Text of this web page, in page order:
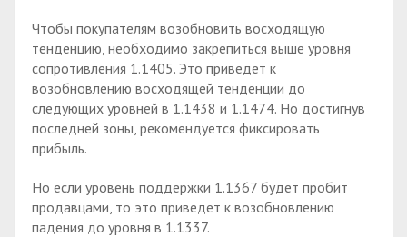
Чтобы покупателям возобновить восходящую
тенденцию, необходимо закрепиться выше уровня
сопротивления 1.1405. Это приведет к
возобновлению восходящей тенденции до
следующих уровней в 1.1438 и 1.1474. Но достигнув
последней зоны, рекомендуется фиксировать
прибыль.
Но если уровень поддержки 1.1367 будет пробит
продавцами, то это приведет к возобновлению
падения до уровня в 1.1337.